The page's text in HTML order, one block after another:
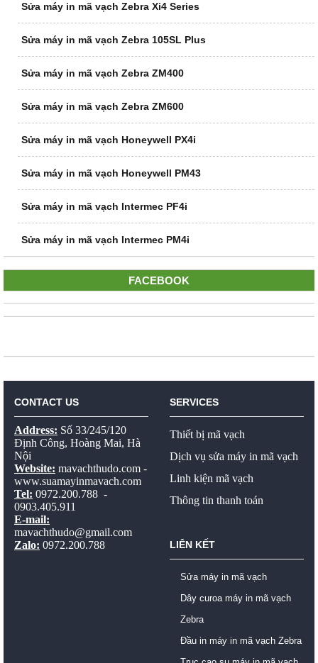
Sửa máy in mã vạch Zebra Xi4 Series
Sửa máy in mã vạch Zebra 105SL Plus
Sửa máy in mã vạch Zebra ZM400
Sửa máy in mã vạch Zebra ZM600
Sửa máy in mã vạch Honeywell PX4i
Sửa máy in mã vạch Honeywell PM43
Sửa máy in mã vạch Intermec PF4i
Sửa máy in mã vạch Intermec PM4i
FACEBOOK
CONTACT US
Address: Số 33/245/120
Định Công, Hoàng Mai, Hà
Nội
Website: mavachthudo.com -
www.suamayinmavach.com
Tel: 0972.200.788 -
0903.405.911
E-mail:
mavachthudo@gmail.com
Zalo: 0972.200.788
SERVICES
Thiết bị mã vạch
Dịch vụ sửa máy in mã vạch
Linh kiện mã vạch
Thông tin thanh toán
LIÊN KẾT
Sửa máy in mã vạch
Dây curoa máy in mã vạch
Zebra
Đầu in máy in mã vạch Zebra